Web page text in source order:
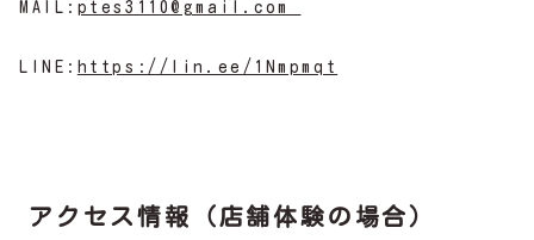
MAIL: ptes3110@gmail.com
LINE: https://lin.ee/1Nmpmqt
アクセス情報（店舗体験の場合）